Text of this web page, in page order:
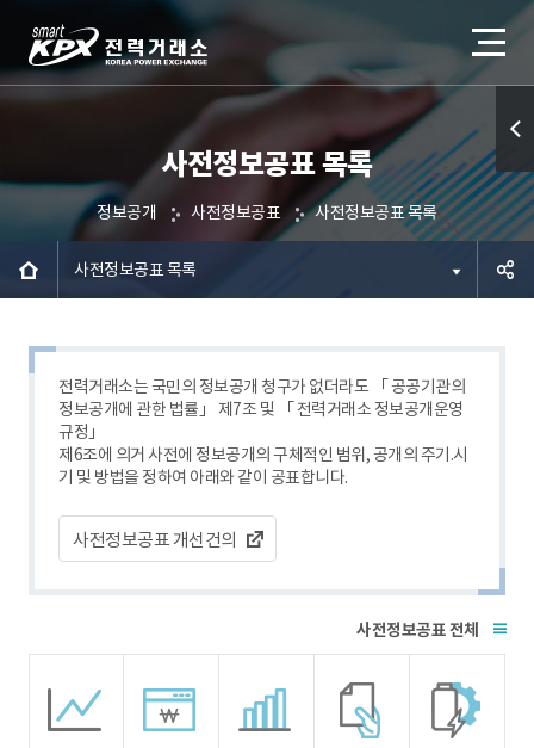
사전정보공표 목록
정보공개 사전정보공표 사전정보공표 목록
사전정보공표 목록
전력거래소는 국민의 정보공개 청구가 없더라도 「 공공기관의
정보공개에 관한 법률」 제7조 및 「 전력거래소 정보공개운영
규정」
제6조에 의거 사전에 정보공개의 구체적인 범위, 공개의 주기.시
기 및 방법을 정하여 아래와 같이 공표합니다.
사전정보공표 개선건의
전체
퀵메
뉴 열
기